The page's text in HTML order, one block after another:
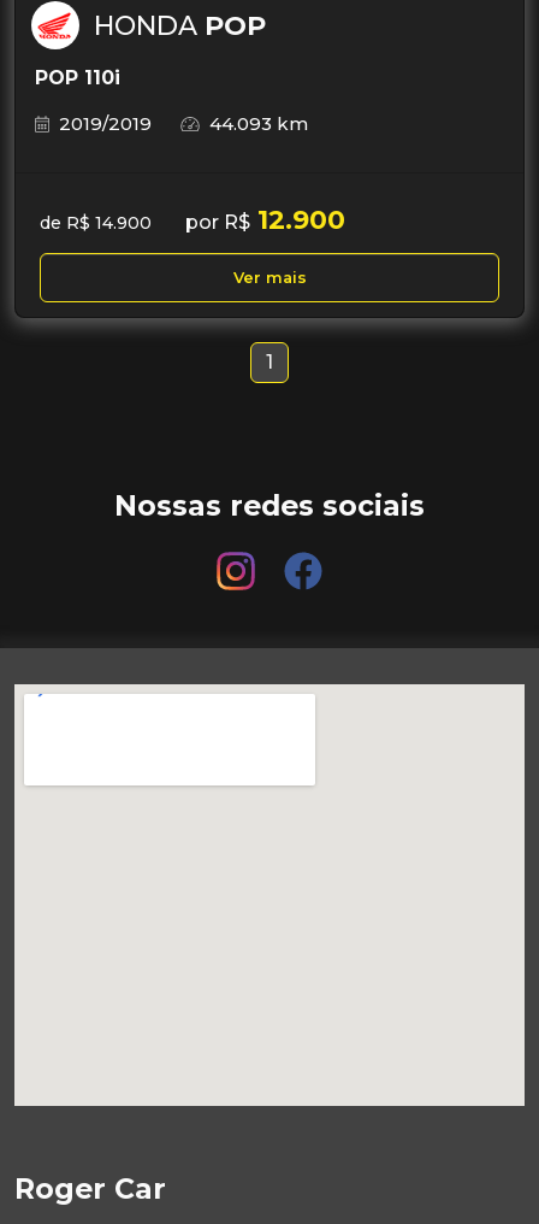
HONDA POP
POP 110i
2019/2019
44.093 km
de R$ 14.900 por R$ 12.900
Ver mais
1
Nossas redes sociais
Roger Car